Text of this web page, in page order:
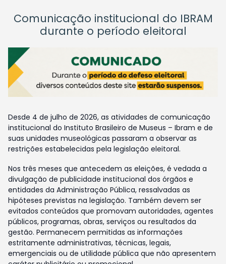
Comunicação institucional do IBRAM
durante o período eleitoral
Desde 4 de julho de 2026, as atividades de comunicação
institucional do Instituto Brasileiro de Museus – Ibram e de
suas unidades museológicas passaram a observar as
restrições estabelecidas pela legislação eleitoral.
Nos três meses que antecedem as eleições, é vedada a
divulgação de publicidade institucional dos órgãos e
entidades da Administração Pública, ressalvadas as
hipóteses previstas na legislação. Também devem ser
evitados conteúdos que promovam autoridades, agentes
públicos, programas, obras, serviços ou resultados da
gestão. Permanecem permitidas as informações
estritamente administrativas, técnicas, legais,
emergenciais ou de utilidade pública que não apresentem